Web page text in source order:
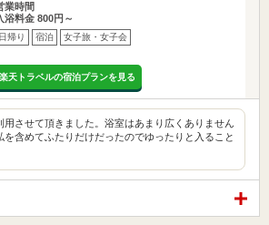
業時間
浴料金 800円～
日帰り 宿泊 女子旅・女子会
楽天トラベルの宿泊プランを見る
用させて頂きました。浴室はあまり広くありません
を含めてふたりだけだったのでゆったりと入ること